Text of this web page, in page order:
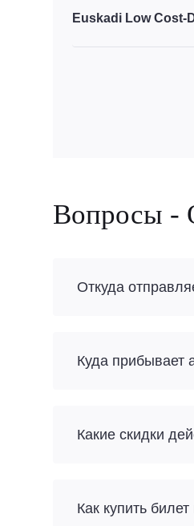
Euskadi Low Cost-
Вопросы -
Откуда
Куда прибывает
Какие скидки
Как купить